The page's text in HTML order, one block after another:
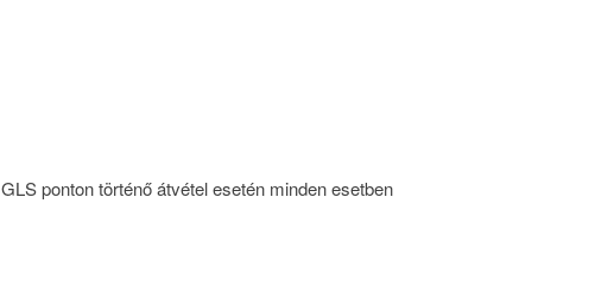
ponton történő átvétel esetén minden esetben